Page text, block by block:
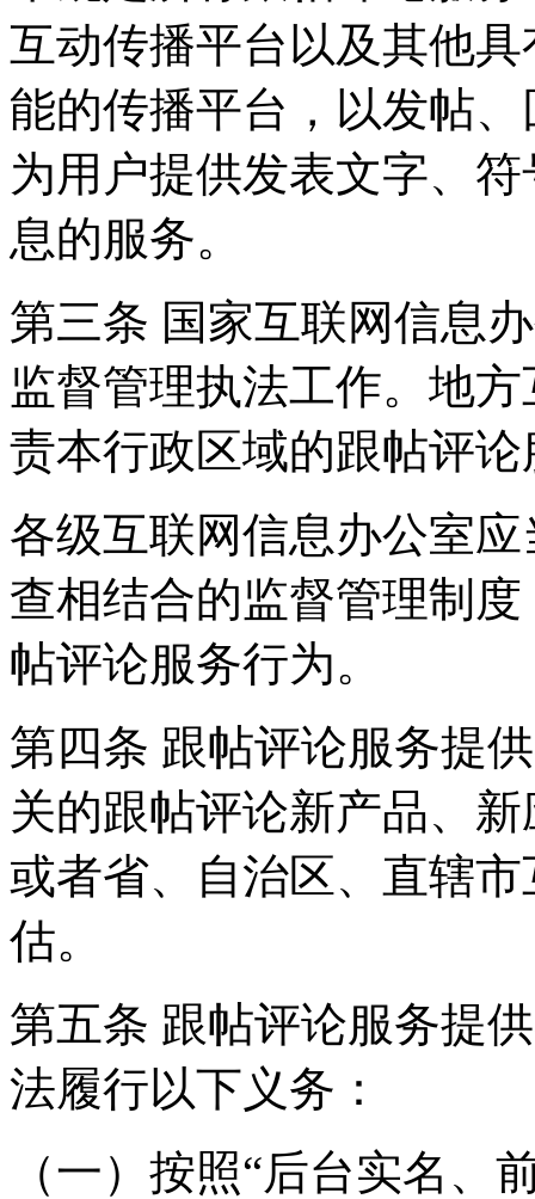
互动传播平台以及其他
能的传播平台，以发帖
为用户提供发表文字、
息的服务。
第三条 国家互联网信息
监督管理执法工作。地
责本行政区域的跟帖评
各级互联网信息办公室
查相结合的监督管理制
帖评论服务行为。
第四条 跟帖评论服务提
关的跟帖评论新产品、
或者省、自治区、直辖
估。
第五条 跟帖评论服务提
法履行以下义务：
（一）按照“后台实名、